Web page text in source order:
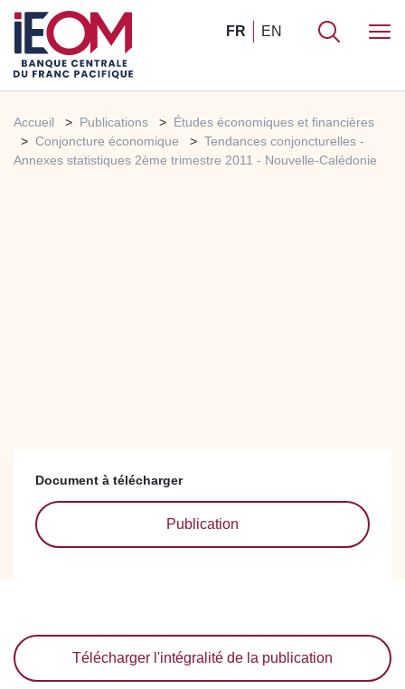
FR EN
Accueil Publications
Études économiques et financières
Conjoncture économique
Tendances conjoncturelles -
Annexes statistiques 2ème trimestre 2011 - Nouvelle-Calédonie
Document à télécharger
Publication
Télécharger l'intégralité de la publication